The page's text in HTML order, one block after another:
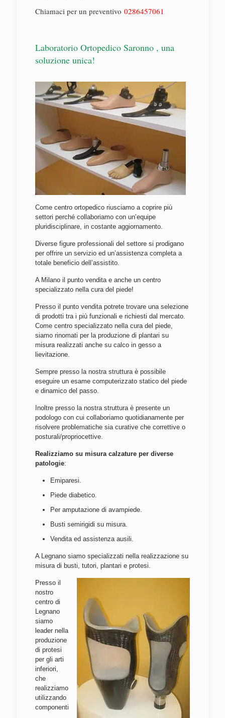
Chiamaci per un preventivo 0286457061
Laboratorio Ortopedico Saronno , una
soluzione unica!
Come centro ortopedico riusciamo a coprire più
settori perché collaboriamo con un’equipe
pluridisciplinare, in costante aggiornamento.
Diverse figure professionali del settore si prodigano
per offrire un servizio ed un’assistenza completa a
totale beneficio dell’assistito.
A Milano il punto vendita e anche un centro
specializzato nella cura del piede!
Presso il punto vendita potrete trovare una selezione
di prodotti tra i più funzionali e richiesti dal mercato.
Come centro specializzato nella cura del piede,
siamo rinomati per la produzione di plantari su
misura realizzati anche su calco in gesso a
lievitazione.
Sempre presso la nostra struttura è possibile
eseguire un esame computerizzato statico del piede
e dinamico del passo.
Inoltre presso la nostra struttura è presente un
podologo con cui collaboriamo quotidianamente per
risolvere problematiche sia curative che correttive o
posturali/propriocettive.
Realizziamo su misura calzature per diverse
patologie:
Emiparesi.
Piede diabetico.
Per amputazione di avampiede.
Busti semirigidi su misura.
Vendita ed assistenza ausili.
A Legnano siamo specializzati nella realizzazione su
misura di busti, tutori, plantari e protesi.
Presso il
nostro
centro di
Legnano
siamo
leader nella
produzione
di protesi
per gli arti
inferiori,
che
realizziamo
utilizzando
componenti